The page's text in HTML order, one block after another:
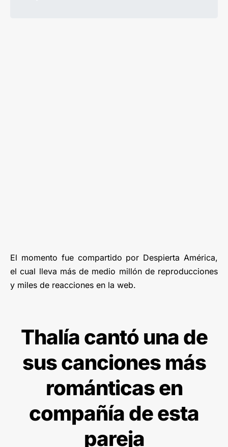
El momento fue compartido por Despierta América,
el cual lleva más de medio millón de reproducciones
y miles de reacciones en la web.
Thalía cantó una de
sus canciones más
románticas en
compañía de esta
pareja